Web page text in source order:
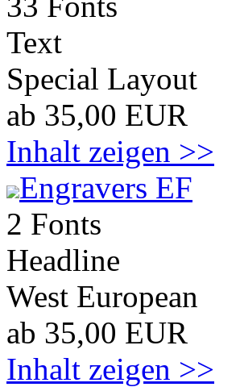
Text
Special Layout
ab 35,00 EUR
Inhalt zeigen >>
Engravers EF
2 Fonts
Headline
West European
ab 35,00 EUR
Inhalt zeigen >>